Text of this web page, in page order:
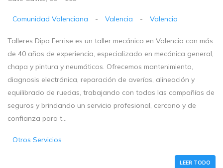
Comunidad Valenciana - Valencia - Valencia
Talleres Dipa Ferrise es un taller mecánico en Valencia con más
de 40 años de experiencia, especializado en mecánica general,
chapa y pintura y neumáticos. Ofrecemos mantenimiento,
diagnosis electrónica, reparación de averías, alineación y
equilibrado de ruedas, trabajando con todas las compañías de
seguros y brindando un servicio profesional, cercano y de
confianza para t...
Otros Servicios
LEER TODO